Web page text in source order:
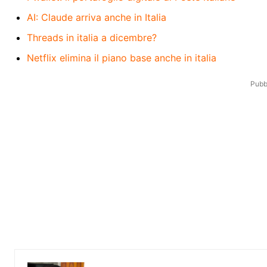
AI: Claude arriva anche in Italia
Threads in italia a dicembre?
Netflix elimina il piano base anche in italia